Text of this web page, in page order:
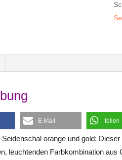
E-Mail teilen
orange und gold: Dieser
leuchtenden Farbkombination